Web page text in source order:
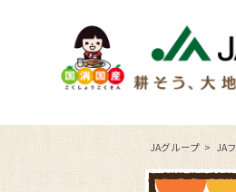
JAグループ JA